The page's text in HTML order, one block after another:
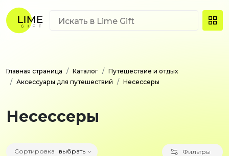
Главная страница Каталог
Путешествие и отдых
Аксессуары для путешествий
Несессеры
Несессеры
Сортировка выбрать Фильтры